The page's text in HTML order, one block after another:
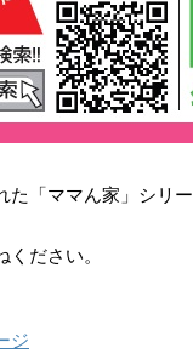
た「ママん家」シリ
ださい。
ジ